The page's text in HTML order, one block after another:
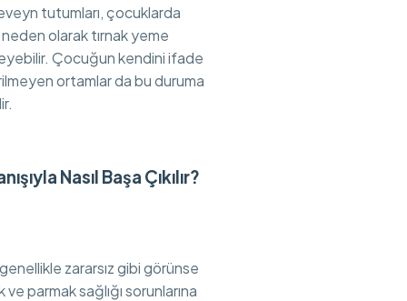
tutumları, çocuklarda
olarak tırnak yeme
Çocuğun kendini ifade
ortamlar da bu duruma
Nasıl Başa Çıkılır?
zararsız gibi görünse
parmak sağlığı sorunlarına